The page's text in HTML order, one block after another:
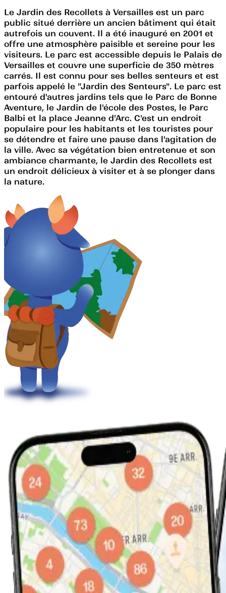
Le Jardin des Recollets à Versailles est un parc
public situé derrière un ancien bâtiment qui était
autrefois un couvent. Il a été inauguré en 2001 et
offre une atmosphère paisible et sereine pour les
visiteurs. Le parc est accessible depuis le Palais de
Versailles et couvre une superficie de 350 mètres
carrés. Il est connu pour ses belles senteurs et est
parfois appelé le "Jardin des Senteurs". Le parc est
entouré d'autres jardins tels que le Parc de Bonne
Aventure, le Jardin de l'école des Postes, le Parc
Balbi et la place Jeanne d'Arc. C'est un endroit
populaire pour les habitants et les touristes pour
se détendre et faire une pause dans l'agitation de
la ville. Avec sa végétation bien entretenue et son
ambiance charmante, le Jardin des Recollets est
un endroit délicieux à visiter et à se plonger dans
la nature.